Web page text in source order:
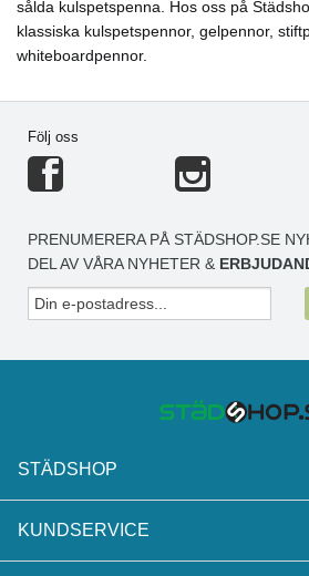
sålda kulspetspenna. Hos oss på
klassiska kulspetspennor, gelpennor,
whiteboardpennor.
Följ oss
PRENUMERERA PÅ STÄDSHOP.SE
DEL AV VÅRA NYHETER &
STÄDSHOP
KUNDSERVICE